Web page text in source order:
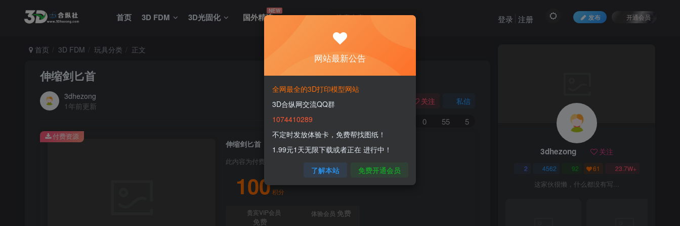
首页 3D FDM 3D光固化 国外精选
NEW
发布 开通会员
登录 注册
首页 3D FDM 玩具分类 正文
伸缩剑匕首
3dhezong
1年前更新
关注 私信
0 55 5
伸缩剑匕首
此内容为付费资源，请付费后查看
100积分
贵宾VIP会员
免费
体验会员 免费
付费资源
3dhezong 关注
2 4562 92 61 23.7W+
这家伙很懒，什么都没有写...
网站最新公告
全网最全的3D打印模型网站
3D合纵网交流QQ群
1074410289
不定时发放体验卡，免费帮找图纸！
1.99元1天无限下载或者正在 进行中！
了解本站 免费开通会员